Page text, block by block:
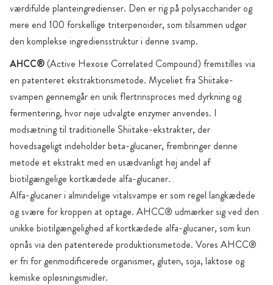
værdifulde planteingredienser. Den er rig på polysaccharider og
mere end 100 forskellige triterpenoider, som tilsammen udgør
den komplekse ingrediensstruktur i denne svamp.
AHCC®(Active Hexose Correlated Compound) fremstilles via
en patenteret ekstraktionsmetode. Myceliet fra Shiitake-
svampen gennemgår en unik flertrinsproces med dyrkning og
fermentering, hvor nøje udvalgte enzymer anvendes. I
modsætning til traditionelle Shiitake-ekstrakter, der
hovedsageligt indeholder beta-glucaner, frembringer denne
metode et ekstrakt med en usædvanligt høj andel af
biotilgængelige kortkædede alfa-glucaner.
Alfa-glucaner i almindelige vitalsvampe er som regel langkædede
og svære for kroppen at optage. AHCC® udmærker sig ved den
unikke biotilgængelighed af kortkædede alfa-glucaner, som kun
opnås via den patenterede produktionsmetode. Vores AHCC®
er fri for genmodificerede organismer, gluten, soja, laktose og
kemiske opløsningsmidler.